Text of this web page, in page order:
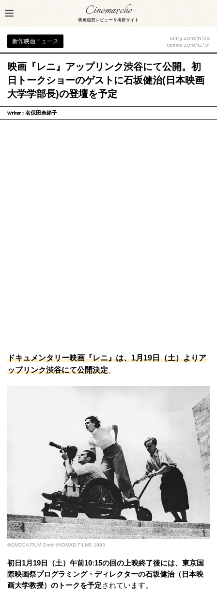
Cinemarche
映画感想レビュー＆考察サイト
新作映画ニュース
Entry 2018/11/30
Update 2018/12/01
映画『レニ』アップリンク渋谷にて公開。初
日トークショーのゲストに石坂健治(日本映画
大学学部長)の登壇を予定
Writer : 名保田奈緒子
ドキュメンタリー映画『レニ』は、1月19日（土）よりア
ップリンク渋谷にて公開決定。
©OMEGA FILM GmbH/NOMAD FILMS 1993
初日1月19日（土）午前10:15の回の上映終了後には、東京国
際映画祭プログラミング・ディレクターの石坂健治（日本映
画大学教授）のトークを予定されています。